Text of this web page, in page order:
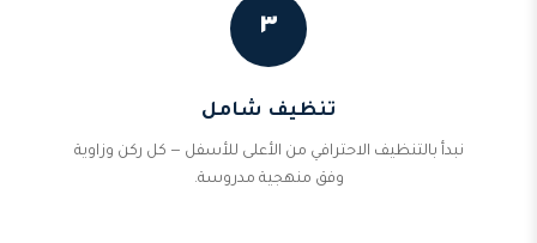
٣
تنظيف شامل
نبدأ بالتنظيف الاحترافي من الأعلى للأسفل — كل ركن وزاوية
وفق منهجية مدروسة.